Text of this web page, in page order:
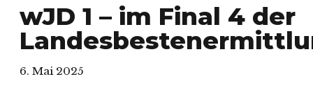
wJD 1 – im Final 4 der
6. Mai 2025